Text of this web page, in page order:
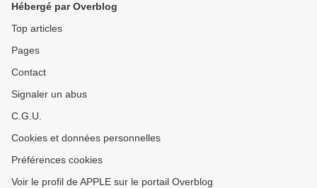
Hébergé par Overblog
Top articles
Pages
Contact
Signaler un abus
C.G.U.
Cookies et données personnelles
Préférences cookies
Voir le profil de APPLE sur le portail Overblog